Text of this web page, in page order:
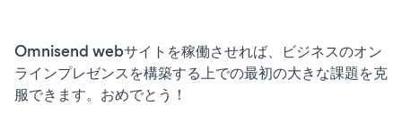
Omnisend webサイトを稼働させれば、ビジネスのオン
ラインプレゼンスを構築する上での最初の大きな課題を克
服できます。おめでとう！